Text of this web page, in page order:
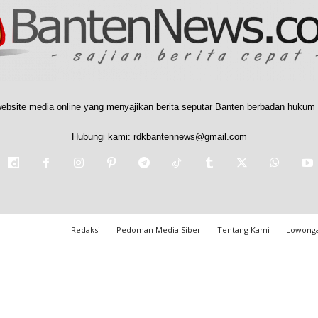
media online yang menyajikan berita seputar Banten berbadan
Hubungi kami: rdkbantennews@gmail.com
Redaksi Pedoman Media Siber Tentang Kami